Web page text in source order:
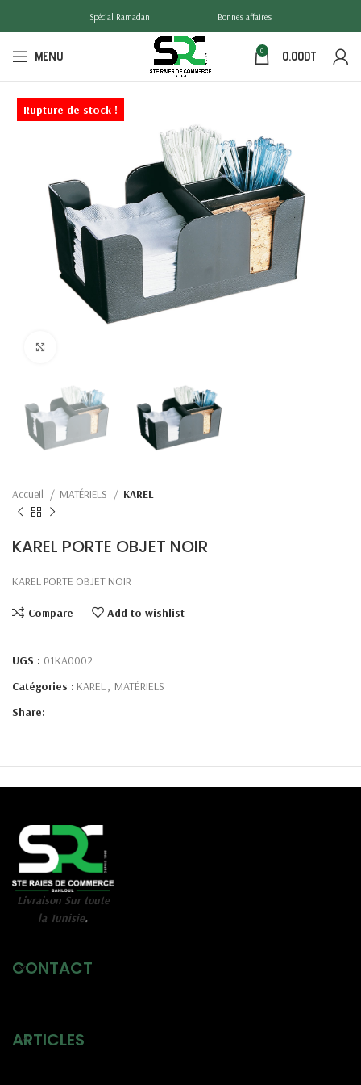
Spécial Ramadan Bonnes affaires
MENU 0 0.00DT
Rupture de stock !
Accueil MATÉRIELS KAREL
KAREL PORTE OBJET NOIR
KAREL PORTE OBJET NOIR
Compare Add to wishlist
UGS : 01KA0002
Catégories : KAREL, MATÉRIELS
Share:
Livraison Sur toute
la Tunisie.
CONTACT
ARTICLES